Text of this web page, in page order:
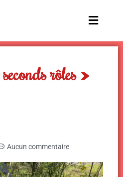
Main
rôles »
Aucun commentaire